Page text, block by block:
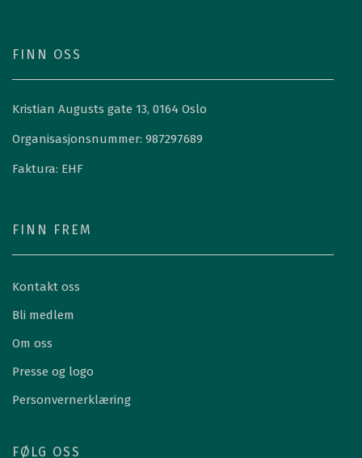
FINN OSS
Kristian Augusts gate 13, 0164 Oslo
Organisasjonsnummer: 987297689
Faktura: EHF
FINN FREM
Kontakt oss
Bli medlem
Om oss
Presse og logo
Personvernerklæring
FØLG OSS